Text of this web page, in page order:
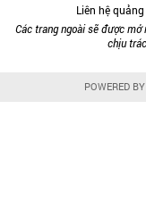
Liên hệ
Các trang ngoài sẽ được mở
chịu
POWERED BY